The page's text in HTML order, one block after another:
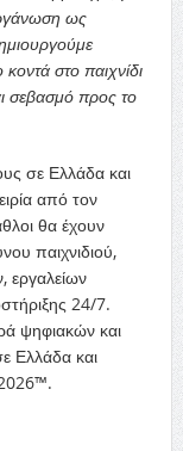
ως
στο παιχνίδι
σεβασμό προς το
σε Ελλάδα και
από τον
θα έχουν
παιχνιδιού,
εργαλείων
24/7.
ψηφιακών και
Ελλάδα και